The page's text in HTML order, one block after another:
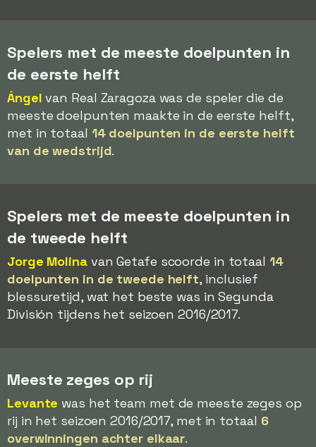
Spelers met de meeste doelpunten in
de eerste helft
Ángel van Real Zaragoza was de speler die de
meeste doelpunten maakte in de eerste helft,
met in totaal 14 doelpunten in de eerste helft
van de wedstrijd.
Spelers met de meeste doelpunten in
de tweede helft
Jorge Molinavan Getafe scoorde in totaal 14
doelpunten in de tweede helft, inclusief
blessuretijd, wat het beste was in Segunda
División tijdens het seizoen 2016/2017.
Meeste zeges op rij
Levante was het team met de meeste zeges op
rij in het seizoen 2016/2017, met in totaal 6
overwinningen achter elkaar.